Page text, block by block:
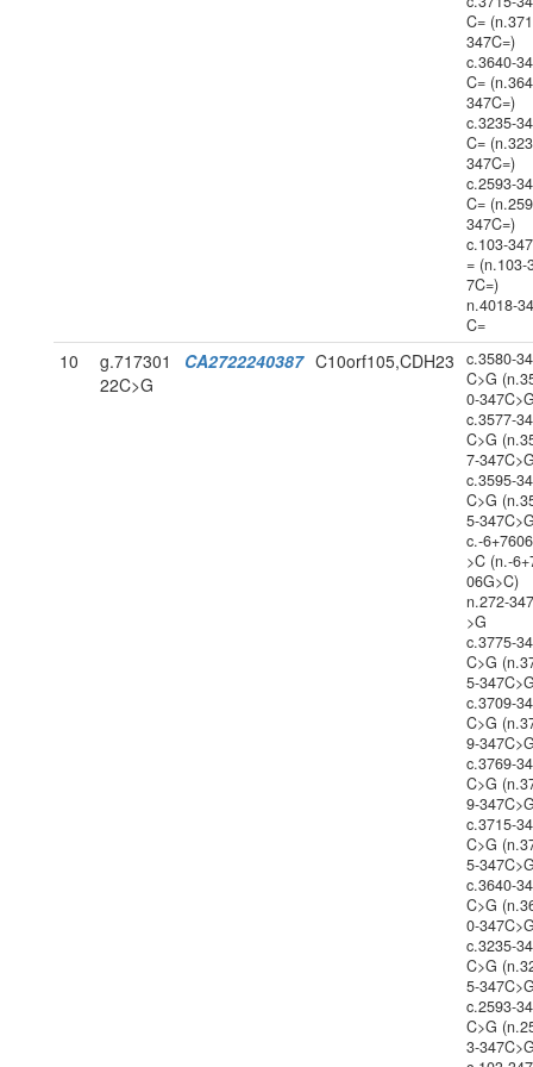
C=
347C=)
c.3640-
C=
347C=)
c.3235-
C=
347C=)
c.2593-
C=
347C=)
c.103-
= (n.103-
7C=)
n.4018-
C=
10
g.717301
22C>G
CA2722240387 C10orf105,CDH23
c.3580-
C>G
0-
c.3577-
C>G
7-
c.3595-
C>G
5-
c.-
>C (n.-
06G>C)
n.272-
>G
c.3775-
C>G
5-
c.3709-
C>G
9-
c.3769-
C>G
9-
c.3715-
C>G
5-
c.3640-
C>G
0-
c.3235-
C>G
5-
c.2593-
C>G
3-